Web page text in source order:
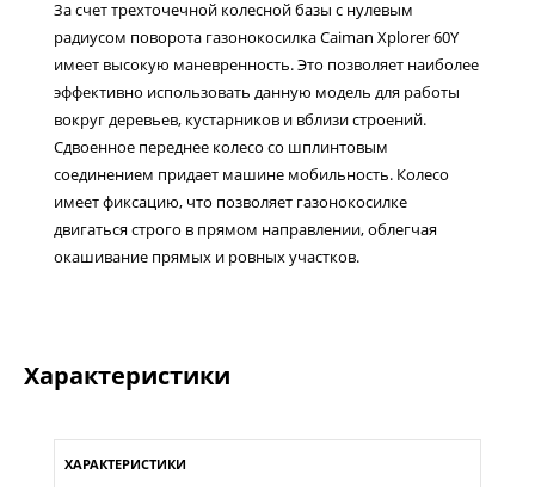
За счет трехточечной колесной базы с нулевым
радиусом поворота газонокосилка Caiman Xplorer 60Y
имеет высокую маневренность. Это позволяет наиболее
эффективно использовать данную модель для работы
вокруг деревьев, кустарников и вблизи строений.
Сдвоенное переднее колесо со шплинтовым
соединением придает машине мобильность. Колесо
имеет фиксацию, что позволяет газонокосилке
двигаться строго в прямом направлении, облегчая
окашивание прямых и ровных участков.
Характеристики
ХАРАКТЕРИСТИКИ